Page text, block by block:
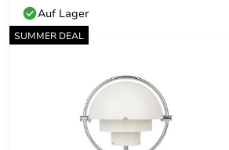
Auf Lager
SUMMER DEAL